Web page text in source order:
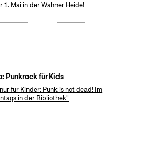
1. Mai in der Wahner Heide!
Punkrock für Kids
für Kinder: Punk is not dead! Im
in der Bibliothek"